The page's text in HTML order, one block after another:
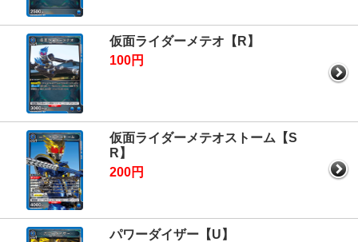
仮面ライダーメテオ【R】
100円
仮面ライダーメテオストーム【S
R】
200円
パワーダイザー【U】